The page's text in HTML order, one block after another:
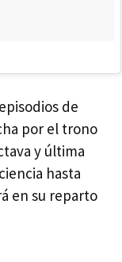
de
por el trono
y última
hasta
en su reparto